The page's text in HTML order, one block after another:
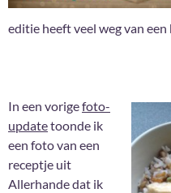
editie heeft veel weg van
In een vorigefoto-
updatetoonde ik
een foto van een
receptje uit
Allerhande dat ik